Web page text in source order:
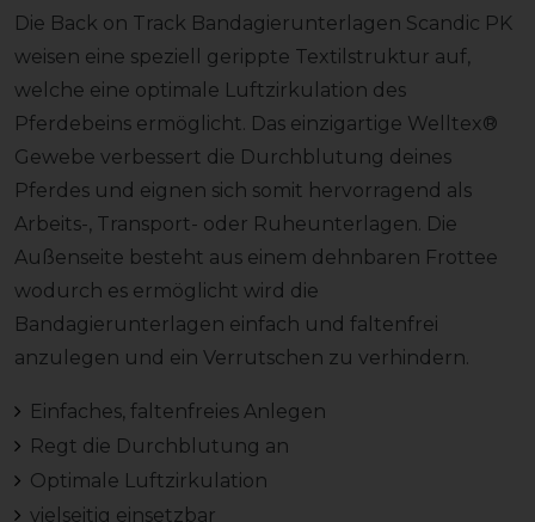
Die Back on Track Bandagierunterlagen Scandic PK
weisen eine speziell gerippte Textilstruktur auf,
welche eine optimale Luftzirkulation des
Pferdebeins ermöglicht. Das einzigartige Welltex®
Gewebe verbessert die Durchblutung deines
Pferdes und eignen sich somit hervorragend als
Arbeits-, Transport- oder Ruheunterlagen. Die
Außenseite besteht aus einem dehnbaren Frottee
wodurch es ermöglicht wird die
Bandagierunterlagen einfach und faltenfrei
anzulegen und ein Verrutschen zu verhindern.
Einfaches, faltenfreies Anlegen
Regt die Durchblutung an
Optimale Luftzirkulation
vielseitig einsetzbar